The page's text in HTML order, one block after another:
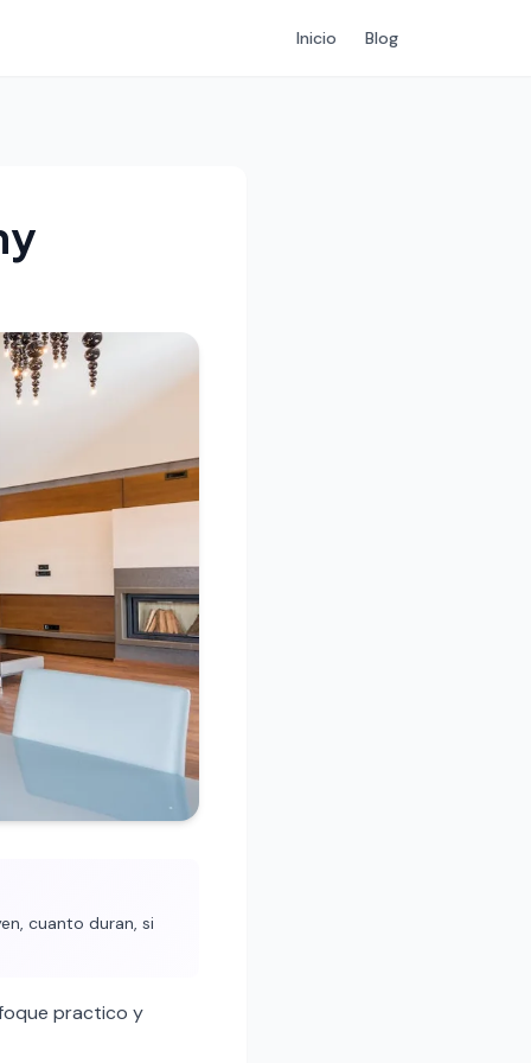
Inicio Blog
cuanto duran, si
practico y